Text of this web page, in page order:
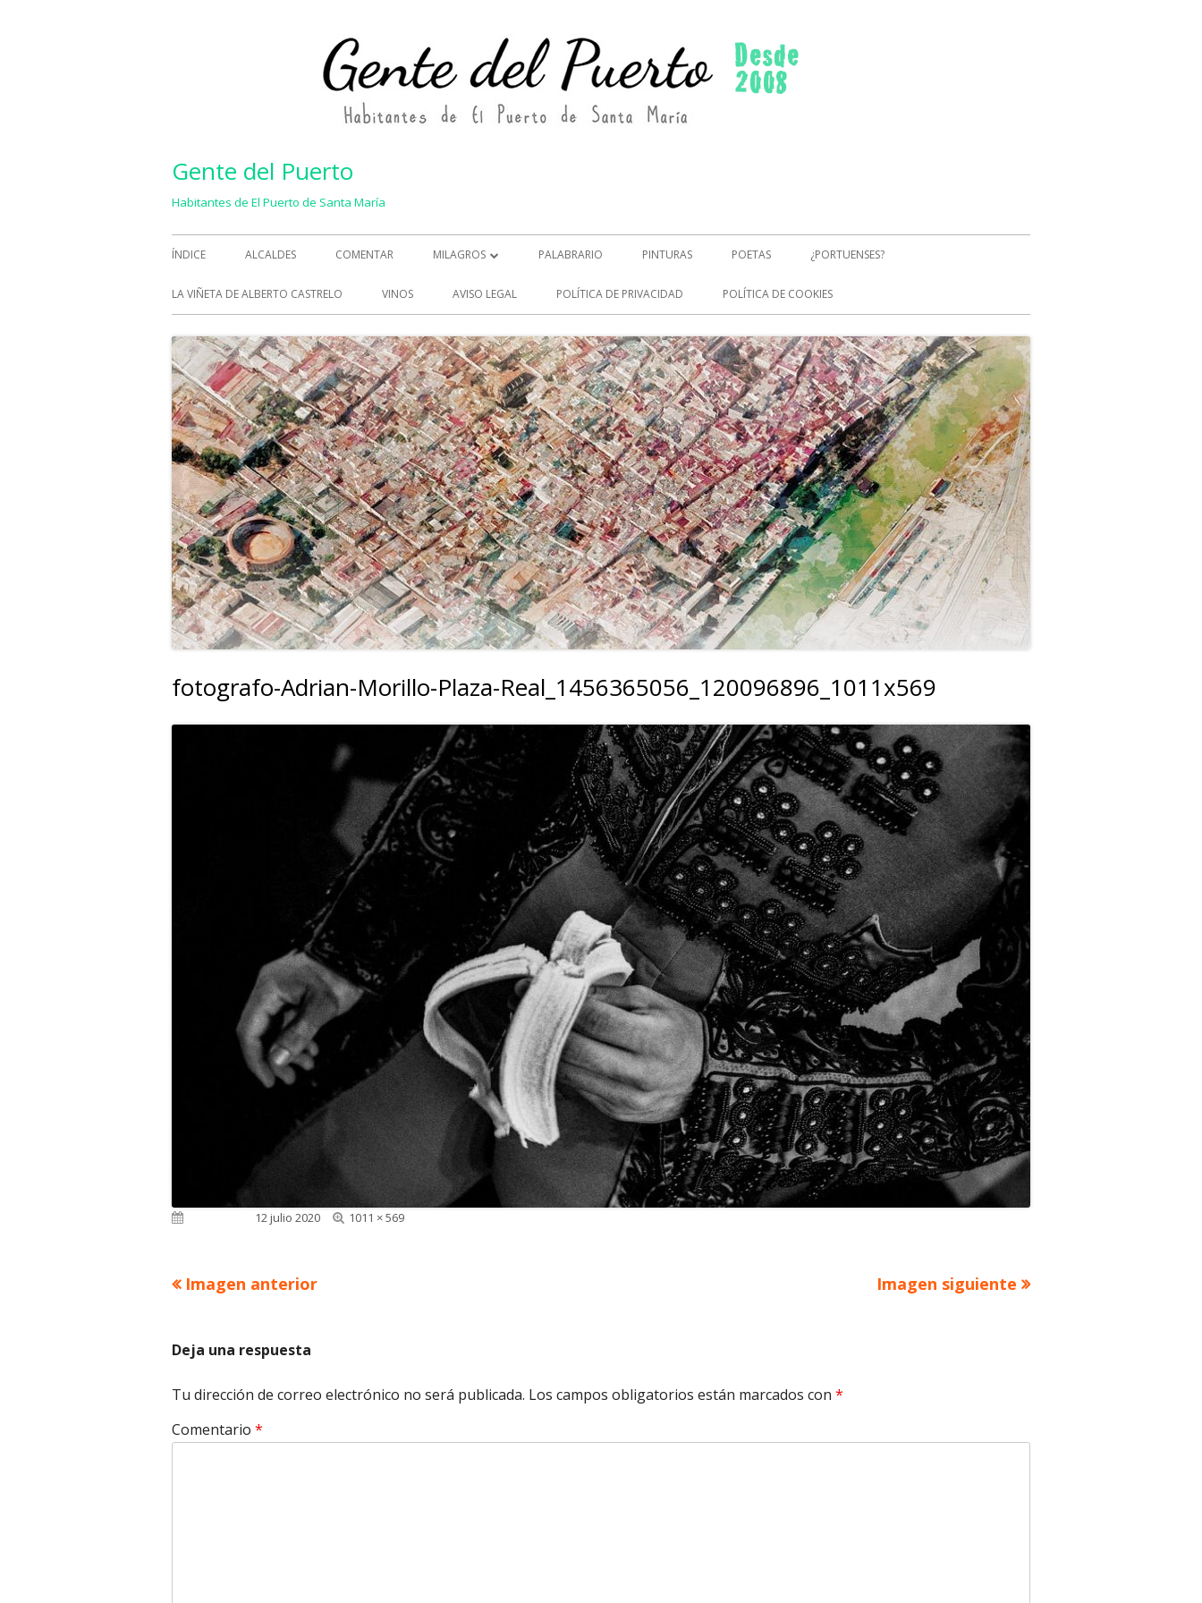
Gente del Puerto
Habitantes de El Puerto de Santa María
Menú
principal
ÍNDICE ALCALDES COMENTAR MILAGROS
MILAGROS (2)
PALABRARIO PINTURAS POETAS ¿PORTUENSES?
LA VIÑETA DE ALBERTO CASTRELO VINOS AVISO LEGAL POLÍTICA DE PRIVACIDAD POLÍTICA DE COOKIES
fotografo-Adrian-Morillo-Plaza-Real_1456365056_120096896_1011x569
12 julio 2020
Tamaño
1011 × 569
Imagen anterior Imagen siguiente
Deja una respuesta
Tu dirección de correo electrónico no será publicada. Los campos obligatorios están marcados con *
Comentario *